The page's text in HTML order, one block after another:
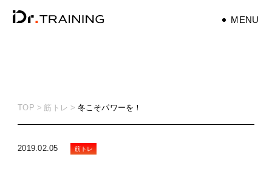
TOP 筋トレ 冬こそパワーを！
2019.02.05 筋トレ
MENU